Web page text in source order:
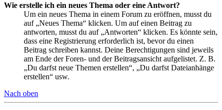
Wie erstelle ich ein neues Thema oder eine Antwort?
Um ein neues Thema in einem Forum zu eröffnen, musst du
auf „Neues Thema“ klicken. Um auf einen Beitrag zu
antworten, musst du auf „Antworten“ klicken. Es könnte sein,
dass eine Registrierung erforderlich ist, bevor du einen
Beitrag schreiben kannst. Deine Berechtigungen sind jeweils
am Ende der Foren- und der Beitragsansicht aufgelistet. Z. B.
„Du darfst neue Themen erstellen“, „Du darfst Dateianhänge
erstellen“ usw.
Nach oben